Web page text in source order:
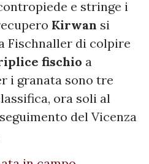
e stringe i
Kirwan si
Fischnaller di colpire
fischio a
i granata sono tre
ora soli al
del Vicenza